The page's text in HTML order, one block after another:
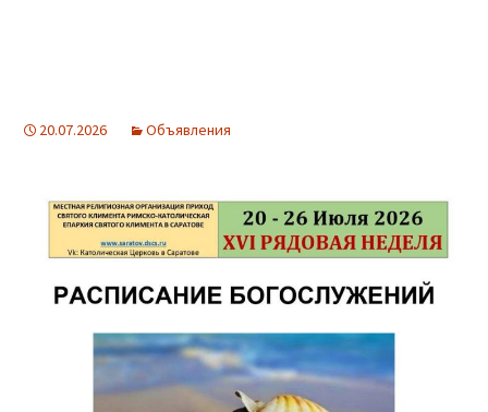
20.07.2026 Объявления